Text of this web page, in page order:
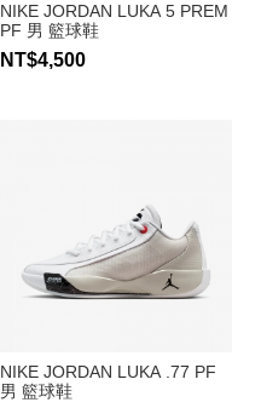
NIKE JORDAN LUKA 5 PREM
PF 男 籃球鞋
NT$4,500
NIKE JORDAN LUKA .77 PF
男 籃球鞋